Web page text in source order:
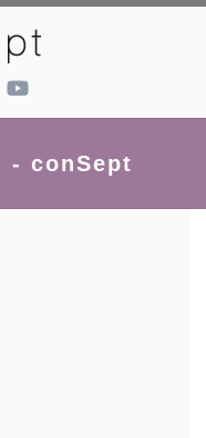
- conSept